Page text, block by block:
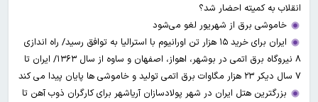
انقلاب به کمیته احضار شد؟
خاموشی برق از شهریور لغو می‌شود
ایران برای خرید ۱۵ هزار تن اورانیوم با استرالیا به توافق رسید/ راه اندازی
۸ نیروگاه برق اتمی در بوشهر، اهواز، اصفهان و ساوه از سال ۱۳۶۳/ ایران تا
۷ سال دیکر ۲۳ هزار مگاوات برق اتمی تولید و خاموشی ها پایان پیدا می کند
بزرگترین هتل ایران در شهر پولادسازان آریاشهر برای کارگران ذوب آهن تا